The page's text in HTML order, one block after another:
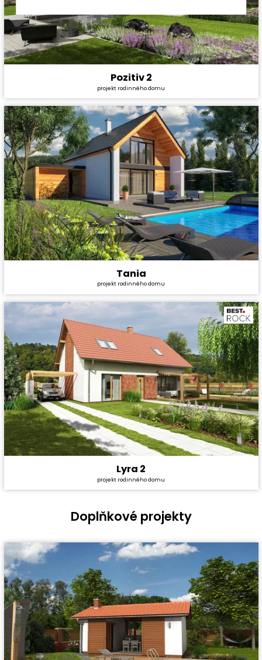
Dispozice:
5+1
Užitná plocha:
140 m²
Pozitiv 2
projekt rodinného domu
Dispozice:
5+1
Užitná plocha:
180,34 m²
Tania
projekt rodinného domu
Dispozice:
5+1
Lyra 2
projekt rodinného domu
Doplňkové projekty